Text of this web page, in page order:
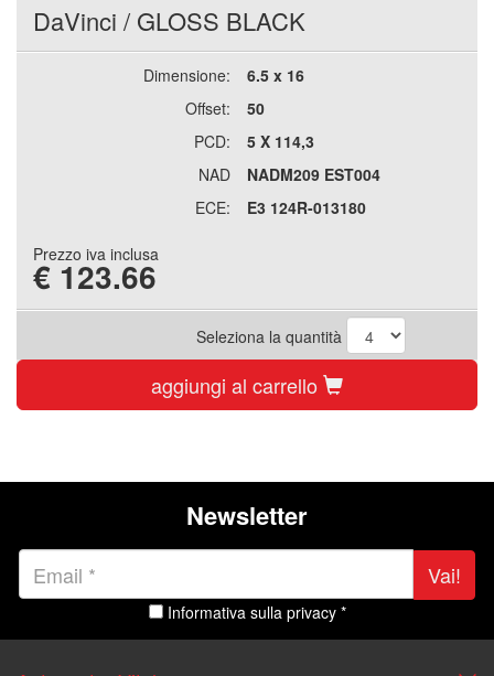
DaVinci / GLOSS BLACK
Dimensione:
6.5 x 16
Offset:
50
PCD:
5 X 114,3
NAD
NADM209 EST004
ECE:
E3 124R-013180
Prezzo iva inclusa
€ 123.66
Seleziona la quantità
aggiungi al carrello
Newsletter
Vai!
Informativa sulla privacy *